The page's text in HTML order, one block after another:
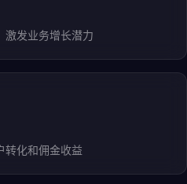
激发业务增长潜力
转化和佣金收益